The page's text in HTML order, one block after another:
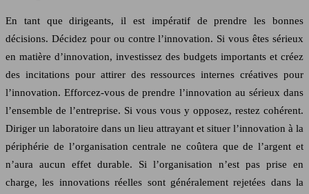
En tant que dirigeants, il est impératif de prendre les bonnes
décisions. Décidez pour ou contre l’innovation. Si vous êtes sérieux
en matière d’innovation, investissez des budgets importants et créez
des incitations pour attirer des ressources internes créatives pour
l’innovation. Efforcez-vous de prendre l’innovation au sérieux dans
l’ensemble de l’entreprise. Si vous vous y opposez, restez cohérent.
Diriger un laboratoire dans un lieu attrayant et situer l’innovation à la
périphérie de l’organisation centrale ne coûtera que de l’argent et
n’aura aucun effet durable. Si l’organisation n’est pas prise en
charge, les innovations réelles sont généralement rejetées dans la